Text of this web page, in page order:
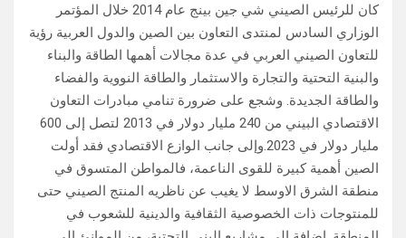
كان للرئيس الصيني شي جين بينج عام 2014 خلال المؤتمر
الوزاري السادس لمنتدى التعاون بين الصين والدول العربية رؤية
للتعاون الصيني العربي في عدة مجالات أهمها الطاقة والبناء
والبنية التحتية والتجارة والاستثمار والطاقة النووية والفضاء
والطاقة الجديدة. وشجع على ضرورة تنامي مبادرات التعاون
الاقتصادي البيني من 240 مليار دولار في 2013 لتصل إلى 600
مليار دولار في 2023.وإلى جانب الوازع الاقتصادي فقد أولت
الصين أهمية كبيرة للقوى الناعمة، فالمواطن المتسوق في
منطقة الشرق الاوسط لا يغيب عن ناظريه المنتج الصيني حتى
للمنتوجات ذات الخصوصية الثقافية والدينية للشعوب في